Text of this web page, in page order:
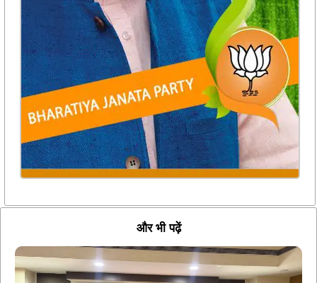
और भी पढ़ें